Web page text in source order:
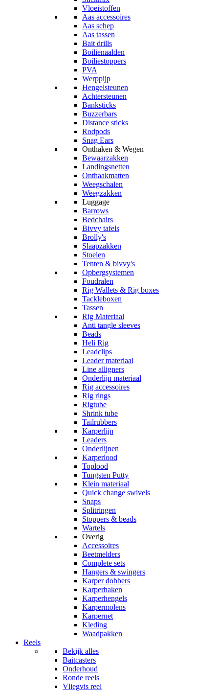
Vloeistoffen
Aas accessoires
Aas schep
Aas tassen
Bait drills
Boilienaalden
Boiliestoppers
PVA
Werppijp
Hengelsteunen
Achtersteunen
Banksticks
Buzzerbars
Distance sticks
Rodpods
Snag Ears
Onthaken & Wegen
Bewaarzakken
Landingsnetten
Onthaakmatten
Weegschalen
Weegzakken
Luggage
Barrows
Bedchairs
Bivvy tafels
Brolly's
Slaapzakken
Stoelen
Tenten & bivvy's
Opbergsystemen
Foudralen
Rig Wallets & Rig boxes
Tackleboxen
Tassen
Rig Materiaal
Anti tangle sleeves
Beads
Heli Rig
Leadclips
Leader materiaal
Line alligners
Onderlijn materiaal
Rig accessoires
Rig rings
Rigtube
Shrink tube
Tailrubbers
Karperlijn
Leaders
Onderlijnen
Karperlood
Toplood
Tungsten Putty
Klein materiaal
Quick change swivels
Snaps
Splitringen
Stoppers & beads
Wartels
Overig
Accessoires
Beetmelders
Complete sets
Hangers & swingers
Karper dobbers
Karperhaken
Karperhengels
Karpermolens
Karpernet
Kleding
Waadpakken
Reels
Bekijk alles
Baitcasters
Onderhoud
Ronde reels
Vliegvis reel